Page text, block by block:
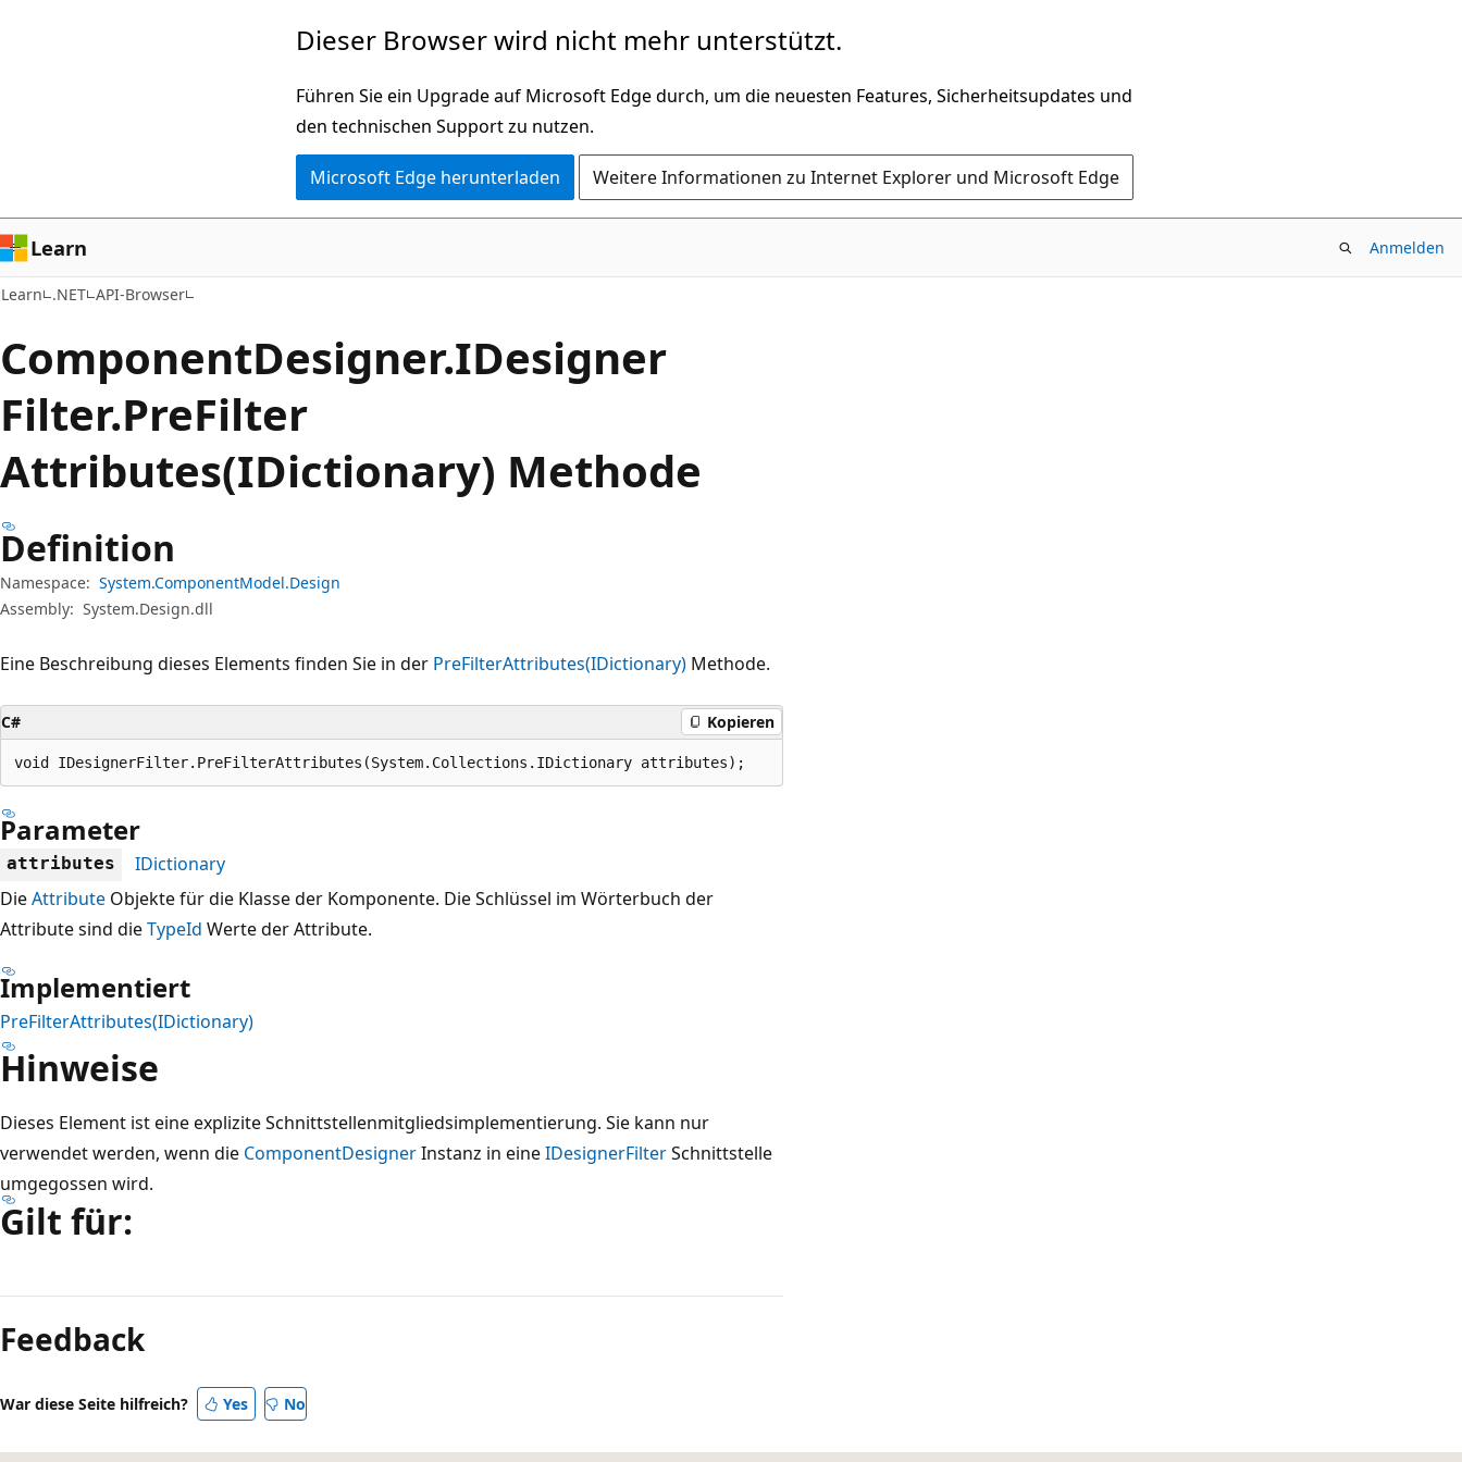
Dieser Browser wird nicht mehr unterstützt.
Führen Sie ein Upgrade auf Microsoft Edge durch, um die neuesten Features, Sicherheitsupdates und
den technischen Support zu nutzen.
Microsoft Edge herunterladen Weitere Informationen zu Internet Explorer und Microsoft Edge
Learn Anmelden
Learn .NET API-Browser
ComponentDesigner.IDesigner
Filter.PreFilter
Attributes(IDictionary) Methode
Definition
Namespace: System.ComponentModel.Design
Assembly: System.Design.dll
Eine Beschreibung dieses Elements finden Sie in der PreFilterAttributes(IDictionary) Methode.
C# Kopieren
void IDesignerFilter.PreFilterAttributes(System.Collections.IDictionary attributes);
Parameter
attributes
IDictionary
DieAttribute Objekte für die Klasse der Komponente. Die Schlüssel im Wörterbuch der
Attribute sind dieTypeId Werte der Attribute.
Implementiert
PreFilterAttributes(IDictionary)
Hinweise
Dieses Element ist eine explizite Schnittstellenmitgliedsimplementierung. Sie kann nur
verwendet werden, wenn die ComponentDesignerInstanz in eineIDesignerFilterSchnittstelle
umgegossen wird.
Gilt für:
deaktiviert
Feedback
War diese Seite hilfreich? Yes No